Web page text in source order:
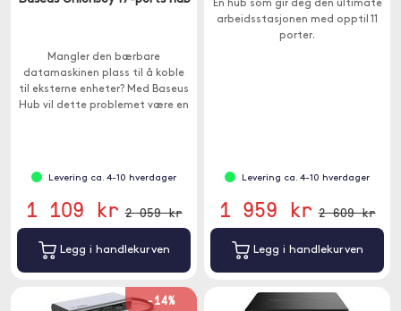
Mangler den bærbare
datamaskinen plass til å koble
til eksterne enheter? Med Baseus
Hub vil dette problemet være en
Levering ca. 4-10 hverdager
1 109 kr 2 059 kr
Legg i handlekurven
En hub som gir deg den ultimate
arbeidsstasjonen med opptil 11
porter.
Levering ca. 4-10 hverdager
1 959 kr 2 609 kr
Legg i handlekurven
-14%